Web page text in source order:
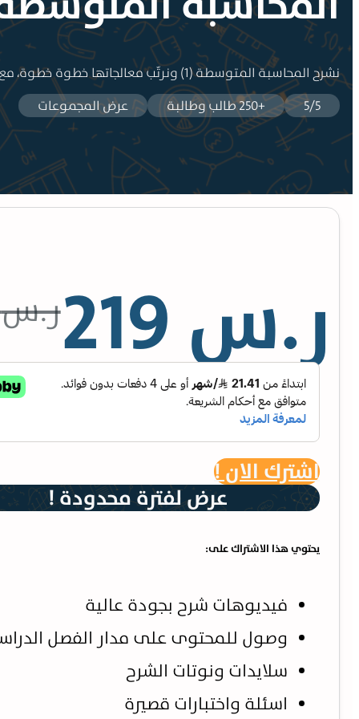
نشرح المحاسبة المتوسطة (1) ونرتّب معالجاتها خطوة خطوة، مع تركات مهمّة للحل في الاختبار، عشان تقلل الضغط وتعدّي المادة بثقة.
5/5
+250 طالب وطالبة عرض المجموعات
ر.س ر.س
اشترك الان !
عرض لفترة محدودة !
يحتوي هذا الاشتراك على:
فيديوهات شرح بجودة عالية
وصول للمحتوى على مدار الفصل
سلايدات ونوتات الشرح
اسئلة واختبارات قصيرة